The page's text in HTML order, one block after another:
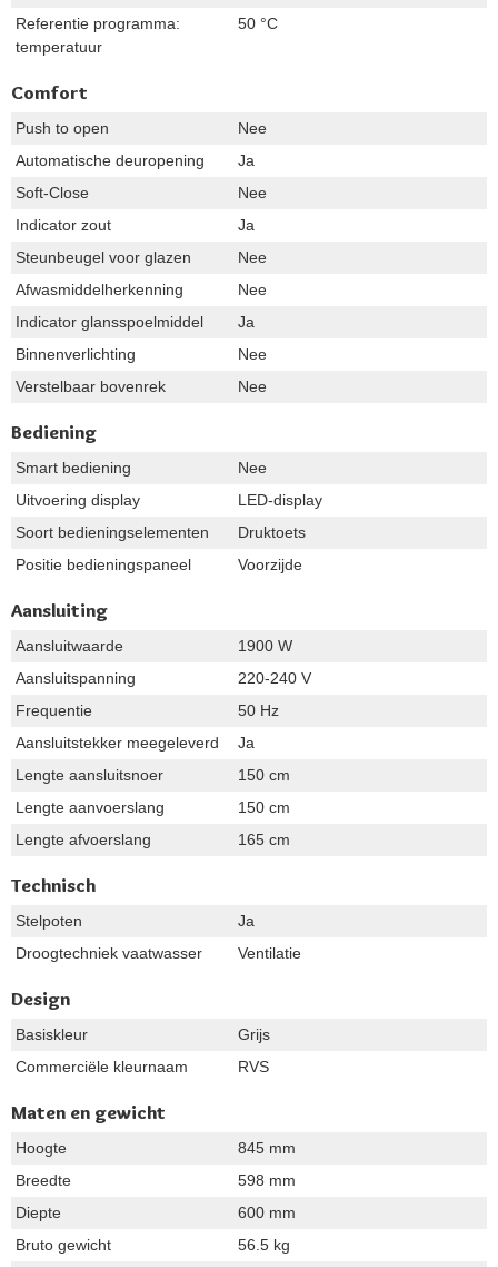
Referentie programma:
temperatuur
50 °C
Comfort
Push to open
Nee
Automatische deuropening
Ja
Soft-Close
Nee
Indicator zout
Ja
Steunbeugel voor glazen
Nee
Afwasmiddelherkenning
Nee
Indicator glansspoelmiddel
Ja
Binnenverlichting
Nee
Verstelbaar bovenrek
Nee
Bediening
Smart bediening
Nee
Uitvoering display
LED-display
Soort bedieningselementen
Druktoets
Positie bedieningspaneel
Voorzijde
Aansluiting
Aansluitwaarde
1900 W
Aansluitspanning
220-240 V
Frequentie
50 Hz
Aansluitstekker meegeleverd
Ja
Lengte aansluitsnoer
150 cm
Lengte aanvoerslang
150 cm
Lengte afvoerslang
165 cm
Technisch
Stelpoten
Ja
Droogtechniek vaatwasser
Ventilatie
Design
Basiskleur
Grijs
Commerciële kleurnaam
RVS
Maten en gewicht
Hoogte
845 mm
Breedte
598 mm
Diepte
600 mm
Bruto gewicht
56.5 kg